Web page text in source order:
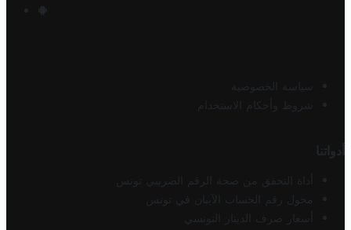
سياسة الخصوصية
شروط وأحكام الاستخدام
أدواتنا
أداة التحقق من صحة الرقم الضريبي تونس
محول رقم الحساب الآيبان في تونس
أسعار صرف الدينار التونسي